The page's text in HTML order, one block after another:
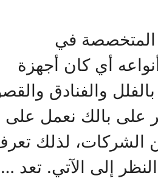
المتخصصة في
أي كان أجهزة
والفنادق
على بالك نعمل على
الشركات، لذلك
إلى الآتي. تعد …